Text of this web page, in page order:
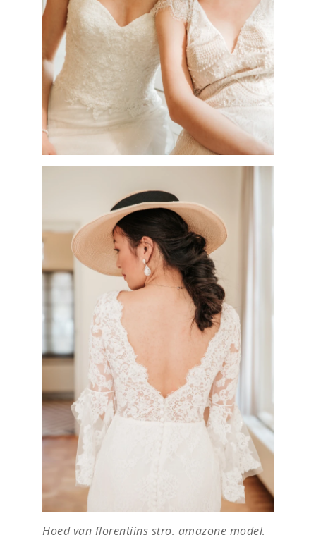
Hoed van florentijns stro, amazone model,